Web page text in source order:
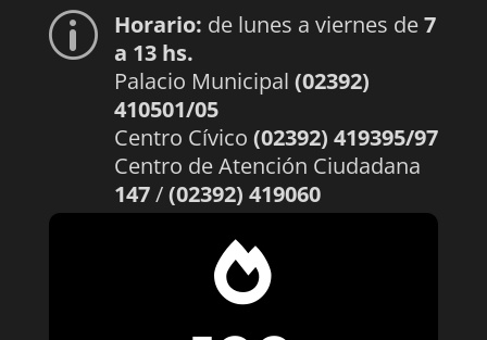
p Horario: de lunes a viernes de7
a 13 hs.
Palacio Municipal (02392)
410501/05
Centro Cívico (02392) 419395/97
Centro de Atención Ciudadana
147/(02392) 419060
